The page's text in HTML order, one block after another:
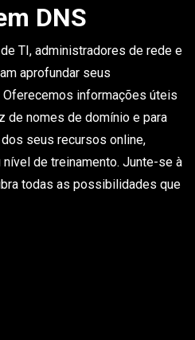
DNS
TI, administradores de rede e
aprofundar seus
informações úteis
de nomes de domínio e para
seus recursos online,
de treinamento. Junte-se à
todas as possibilidades que